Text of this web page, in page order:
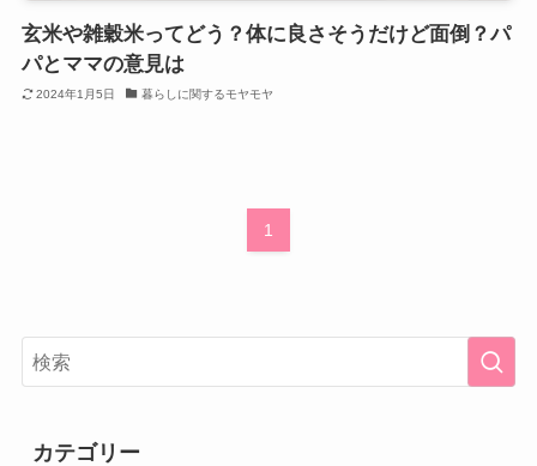
玄米や雑穀米ってどう？体に良さそうだけど面倒？パ
パとママの意見は
2024年1月5日 暮らしに関するモヤモヤ
1
カテゴリー